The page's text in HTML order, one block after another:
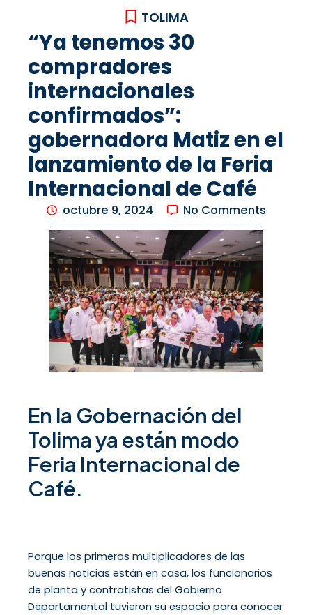
TOLIMA
“Ya tenemos 30
compradores
internacionales
confirmados”:
gobernadora Matiz en el
lanzamiento de la Feria
Internacional de Café
octubre 9, 2024 No Comments
En la Gobernación del
Tolima ya están modo
Feria Internacional de
Café.
Porque los primeros multiplicadores de las
buenas noticias están en casa, los funcionarios
de planta y contratistas del Gobierno
Departamental tuvieron su espacio para conocer